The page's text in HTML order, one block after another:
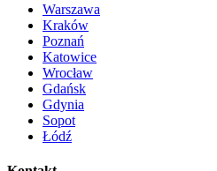
Warszawa
Kraków
Poznań
Katowice
Wrocław
Gdańsk
Gdynia
Sopot
Łódź